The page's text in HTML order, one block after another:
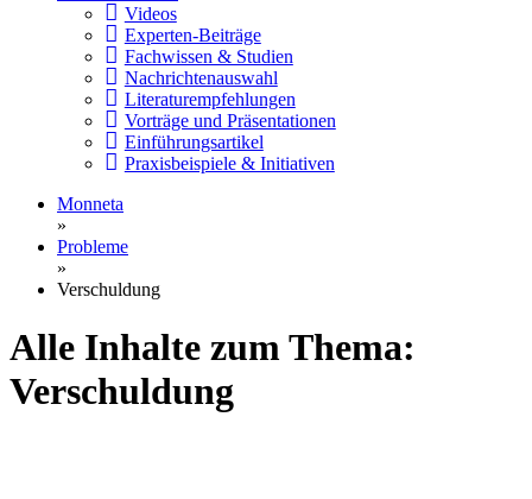
Videos
Experten-Beiträge
Fachwissen & Studien
Nachrichtenauswahl
Literaturempfehlungen
Vorträge und Präsentationen
Einführungsartikel
Praxisbeispiele & Initiativen
Monneta
»
Probleme
»
Verschuldung
Alle Inhalte zum Thema:
Verschuldung